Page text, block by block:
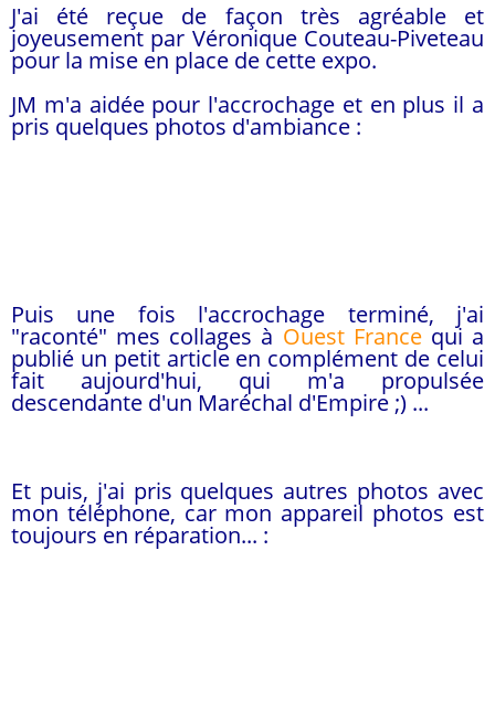
J'ai été reçue de façon très agréable et
joyeusement par Véronique Couteau-Piveteau
pour la mise en place de cette expo.
JM m'a aidée pour l'accrochage et en plus il a
pris quelques photos d'ambiance :
Puis une fois l'accrochage terminé, j'ai
"raconté" mes collages à Ouest France qui a
publié un petit article en complément de celui
fait aujourd'hui, qui m'a propulsée
descendante d'un Maréchal d'Empire ;) ...
Et puis, j'ai pris quelques autres photos avec
mon téléphone, car mon appareil photos est
toujours en réparation... :